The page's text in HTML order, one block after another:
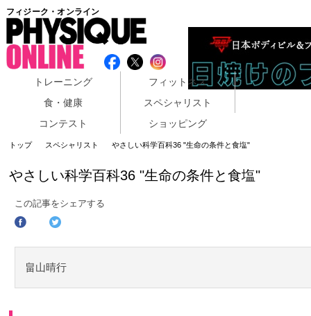
フィジーク・オンライン
トレーニング
フィットネス
食・健康
スペシャリスト
コンテスト
ショッピング
トップ スペシャリスト やさしい科学百科36 "生命の条件と食塩"
やさしい科学百科36 "生命の条件と食塩"
この記事をシェアする
畠山晴行